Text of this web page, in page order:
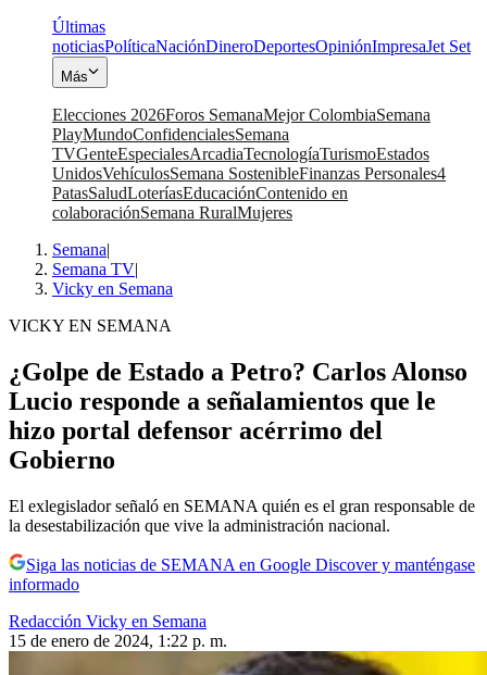
Últimas
noticiasPolíticaNaciónDineroDeportesOpiniónImpresaJet Set
Más
Elecciones 2026Foros SemanaMejor ColombiaSemana
PlayMundoConfidencialesSemana
TVGenteEspecialesArcadiaTecnologíaTurismoEstados
UnidosVehículosSemana SostenibleFinanzas Personales4
PatasSaludLoteríasEducaciónContenido en
colaboraciónSemana RuralMujeres
Semana|
Semana TV|
Vicky en Semana
VICKY EN SEMANA
¿Golpe de Estado a Petro? Carlos Alonso
Lucio responde a señalamientos que le
hizo portal defensor acérrimo del
Gobierno
El exlegislador señaló en SEMANA quién es el gran responsable de
la desestabilización que vive la administración nacional.
Siga las noticias de SEMANA en Google Discover y manténgase
informado
Redacción Vicky en Semana
15 de enero de 2024, 1:22 p. m.